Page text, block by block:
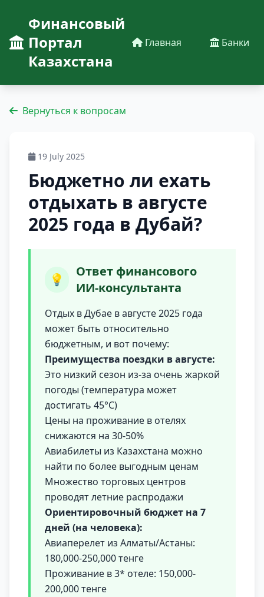
Финансовый
Портал
Казахстана
Главная Банки
Вернуться к вопросам
19 July 2025
Бюджетно ли ехать
отдыхать в августе
2025 года в Дубай?
💡
Ответ финансового
ИИ-консультанта
Отдых в Дубае в августе 2025 года
может быть относительно
бюджетным, и вот почему:
Преимущества поездки в августе:
Это низкий сезон из-за очень жаркой
погоды (температура может
достигать 45°C)
Цены на проживание в отелях
снижаются на 30-50%
Авиабилеты из Казахстана можно
найти по более выгодным ценам
Множество торговых центров
проводят летние распродажи
Ориентировочный бюджет на 7
дней (на человека):
Авиаперелет из Алматы/Астаны:
180,000-250,000 тенге
Проживание в 3* отеле: 150,000-
200,000 тенге